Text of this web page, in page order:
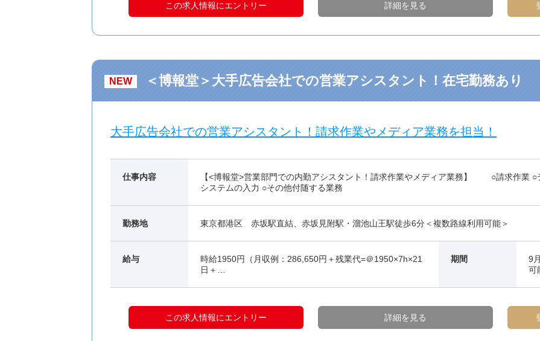
この求人情報にエントリー 詳細を見る
NEW ＜博報堂＞大手広告会社での営業アシスタント！在宅勤務あり
大手広告会社での営業アシスタント！請求作業やメディア業務を担当！
仕事内容
【<博報堂>営業部門での内勤アシスタント！請求作業やメディア業務】 ○請求作業 ○
システムの入力 ○その他付随する業務
勤務地 東京都港区 赤坂駅直結、赤坂見附駅・溜池山王駅徒歩6分＜複数路線利用可能＞
給与
時給1950円（月収例：286,650円＋残業代=＠1950×7h×21
日＋…
期間
9
可
この求人情報にエントリー 詳細を見る